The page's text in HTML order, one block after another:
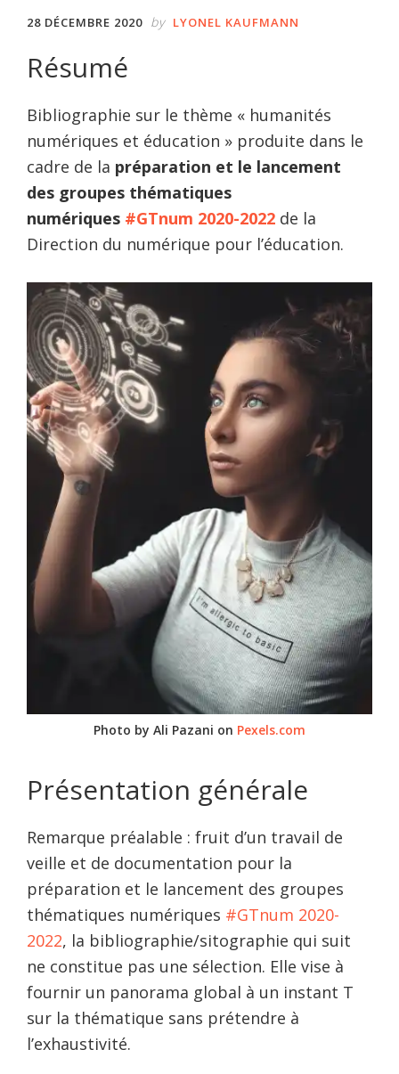
28 DÉCEMBRE 2020 by LYONEL KAUFMANN
Résumé
Bibliographie sur le thème « humanités
numériques et éducation » produite dans le
cadre de la préparation et le lancement
des groupes thématiques
numériques #GTnum 2020-2022 de la
Direction du numérique pour l’éducation.
Photo by Ali Pazani on Pexels.com
Présentation générale
Remarque préalable : fruit d’un travail de
veille et de documentation pour la
préparation et le lancement des groupes
thématiques numériques #GTnum 2020-
2022, la bibliographie/sitographie qui suit
ne constitue pas une sélection. Elle vise à
fournir un panorama global à un instant T
sur la thématique sans prétendre à
l’exhaustivité.